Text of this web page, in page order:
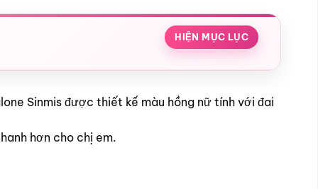
HIỆN MỤC LỤC
Sinmis được thiết kế màu hồng nữ tính với đai
hơn cho chị em.